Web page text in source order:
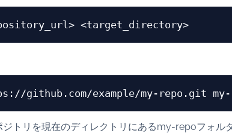
トリを現在のディレクトリにあるmy-repoフォル